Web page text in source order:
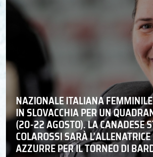
NAZIONALE ITALIANA
IN SLOVACCHIA PER UN
(20-22 AGOSTO). LA CANADESE
COLAROSSI SARÀ
AZZURRE PER IL TORNEO DI